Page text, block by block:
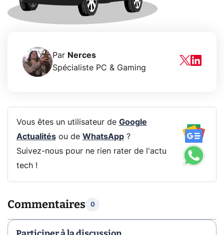
Par Nerces
Spécialiste PC & Gaming
Vous êtes un utilisateur de Google
Actualitésou de WhatsApp?
Suivez-nous pour ne rien rater de l'actu
tech !
Commentaires 0